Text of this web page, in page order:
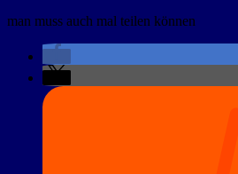
man muss auch mal teilen können